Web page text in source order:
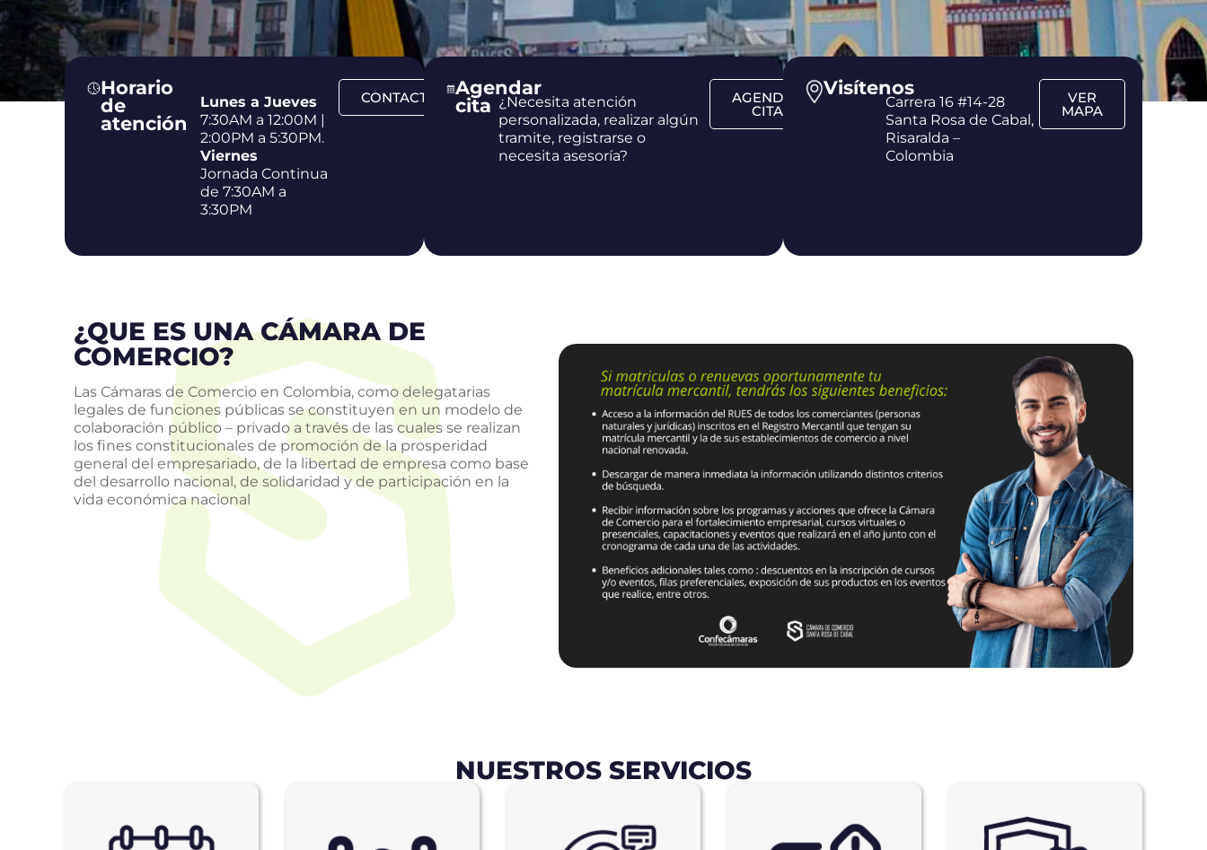
MEJOR COMERCIO,
MEJOR TURISMO,
MÁS DESARROLLO
SANTA ROSA DE CABAL
· LA CIUDAD DE LAS
ARAUCARIAS ·
CONOCER MÁS
Horario
de
atención
Lunes a Jueves
7:30AM a 12:00M |
2:00PM a 5:30PM.
Viernes
Jornada Continua
de 7:30AM a
3:30PM
CONTACTO
Agendar
cita ¿Necesita atención
personalizada, realizar algún
tramite, registrarse o
necesita asesoría?
AGENDAR
CITA
Visítenos
Carrera 16 #14-28
Santa Rosa de Cabal,
Risaralda –
Colombia
VER
MAPA
¿QUE ES UNA CÁMARA DE
COMERCIO?
Las Cámaras de Comercio en Colombia, como delegatarias
legales de funciones públicas se constituyen en un modelo de
colaboración público – privado a través de las cuales se realizan
los fines constitucionales de promoción de la prosperidad
general del empresariado, de la libertad de empresa como base
del desarrollo nacional, de solidaridad y de participación en la
vida económica nacional
NUESTROS SERVICIOS